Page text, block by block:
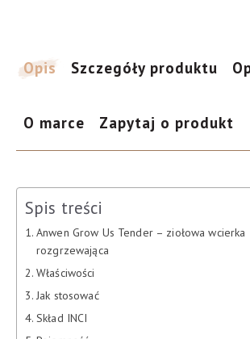
ml
Opis Szczegóły produktu
O marce Zapytaj o produkt
Spis treści
Anwen Grow Us Tender – ziołowa wcierka
rozgrzewająca
Właściwości
Jak stosować
Skład INCI